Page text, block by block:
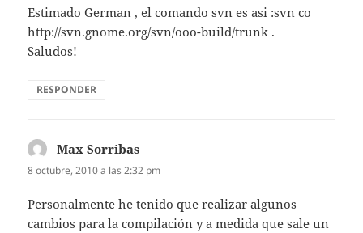
Estimado German , el comando svn es asi :svn co
http://svn.gnome.org/svn/ooo-build/trunk .
Saludos!
RESPONDER
Max Sorribas
8 octubre, 2010 a las 2:32 pm
Personalmente he tenido que realizar algunos
cambios para la compilación y a medida que sale un